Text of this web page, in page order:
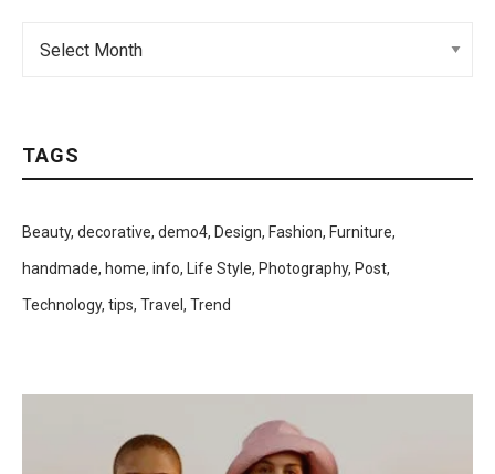
TAGS
Beauty decorative demo4 Design Fashion Furniture
handmade home info Life Style Photography Post
Technology tips Travel Trend